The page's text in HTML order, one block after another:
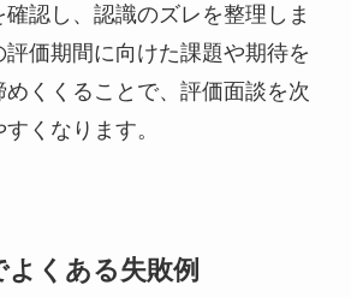
認し、認識のズレを整理しま
価期間に向けた課題や期待を
くくることで、評価面談を次
くなります。
よくある失敗例